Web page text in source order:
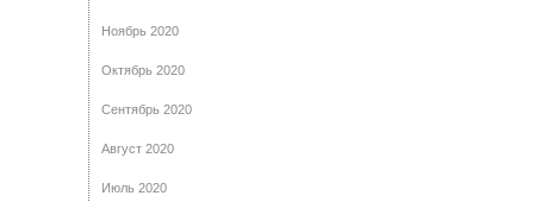
Ноябрь 2020
Октябрь 2020
Сентябрь 2020
Август 2020
Июль 2020